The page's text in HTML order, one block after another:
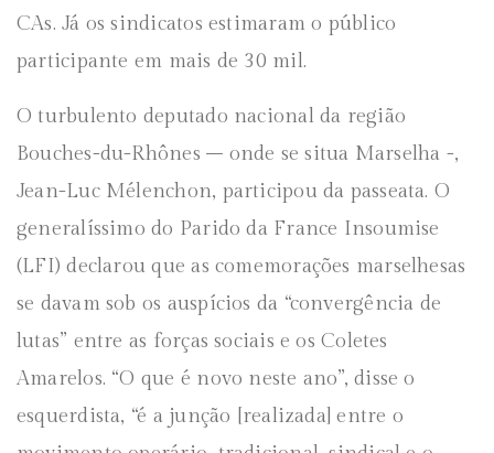
CAs. Já os sindicatos estimaram o público
participante em mais de 30 mil.
O turbulento deputado nacional da região
Bouches-du-Rhônes – onde se situa Marselha -,
Jean-Luc Mélenchon, participou da passeata. O
generalíssimo do Parido da France Insoumise
(LFI) declarou que as comemorações marselhesas
se davam sob os auspícios da “convergência de
lutas” entre as forças sociais e os Coletes
Amarelos. “O que é novo neste ano”, disse o
esquerdista, “é a junção [realizada] entre o